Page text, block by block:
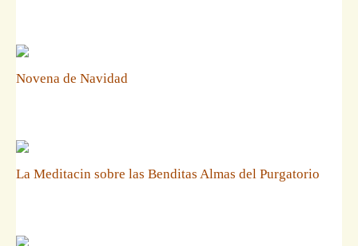
Novena de Navidad
La Meditacin sobre las Benditas Almas del Purgatorio